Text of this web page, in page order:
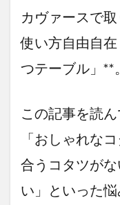
床で使
うも
の」…
その常
識、古
か？
和の風
情と現
代の利
便性が
融合し
た「ダ
イニン
カヴァースで
使い方自由自
つテーブル」**。
この記事を読
「おしゃれな
合うコタツが
い」といった